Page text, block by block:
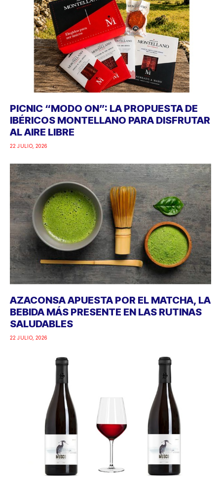
PICNIC “MODO ON”: LA PROPUESTA DE
IBÉRICOS MONTELLANO PARA DISFRUTAR
AL AIRE LIBRE
22 JULIO, 2026
AZACONSA APUESTA POR EL MATCHA, LA
BEBIDA MÁS PRESENTE EN LAS RUTINAS
SALUDABLES
22 JULIO, 2026